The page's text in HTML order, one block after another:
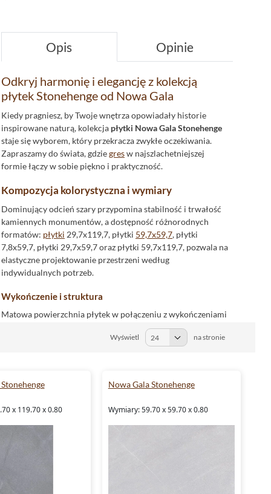
Opis Opinie
Odkryj harmonię i elegancję z kolekcją
płytek Stonehenge od Nowa Gala
Kiedy pragniesz, by Twoje wnętrza opowiadały historie
inspirowane naturą, kolekcja płytki Nowa Gala Stonehenge
staje się wyborem, który przekracza zwykłe oczekiwania.
Zapraszamy do świata, gdziegresw najszlachetniejszej
formie łączy w sobie piękno i praktyczność.
Kompozycja kolorystyczna i wymiary
Dominujący odcień szary przypomina stabilność i trwałość
kamiennych monumentów, a dostępność różnorodnych
formatów: płytki 29,7x119,7, płytki 59,7x59,7, płytki
7,8x59,7, płytki 29,7x59,7 oraz płytki 59,7x119,7, pozwala na
elastyczne projektowanie przestrzeni według
indywidualnych potrzeb.
Wykończenie i struktura
Matowa powierzchnia płytek w połączeniu z wykończeniami
przywołuje surowy, a zarazem
elegancki charakter. Strukturakamień
dodaje głębi i
Odporność i wytrzymałość
Potwierdzenie klasy odporności na ścieranie, klasa 4 oraz
Wyświetl na stronie
x 119.70 x 0.80
Nowa Gala Stonehenge
Wymiary: 59.70 x 59.70 x 0.80